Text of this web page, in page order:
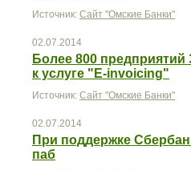
Источник: Сайт "Омские Банки"
02.07.2014
Более 800
к услуге "E-invoicing"
Источник: Сайт "Омские Банки"
02.07.2014
При поддержке
паб